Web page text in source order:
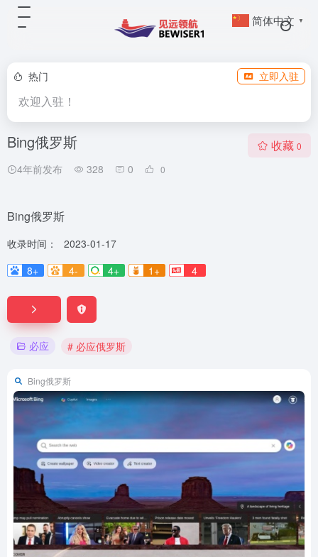
热门 立即入驻
欢迎入驻！
Bing俄罗斯
4年前发布 328 0 0
收藏 0
Bing俄罗斯
收录时间：
2023-01-17
8+
4- 4+ 1+ 4
必应 # 必应俄罗斯
Bing俄罗斯
简体中文 ▼